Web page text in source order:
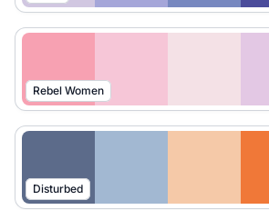
Rebel Women
Disturbed